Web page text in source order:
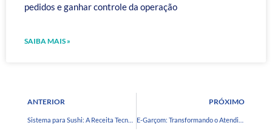
pedidos e ganhar controle da operação
SAIBA MAIS »
ANTERIOR PRÓXIMO